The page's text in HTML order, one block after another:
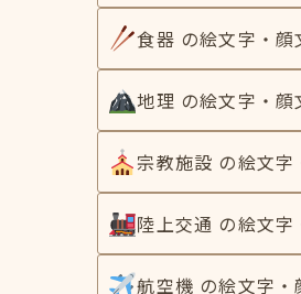
食器 の絵文字・顔
地理 の絵文字・顔
宗教施設 の絵文字
陸上交通 の絵文字
航空機 の絵文字・